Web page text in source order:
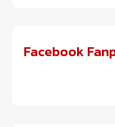
Facebook